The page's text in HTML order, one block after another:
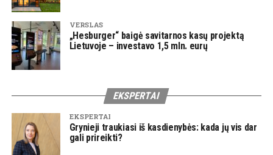
VERSLAS
„Hesburger“ baigė savitarnos kasų projektą
Lietuvoje – investavo 1,5 mln. eurų
EKSPERTAI
EKSPERTAI
Grynieji traukiasi iš kasdienybės: kada jų vis dar
gali prireikti?